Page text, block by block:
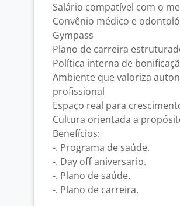
Salário compatível com o
Convênio médico e
Gympass
Plano de carreira
Política interna de
Ambiente que valoriza
profissional
Espaço real para
Cultura orientada a
Benefícios:
-. Programa de saúde.
-. Day off aniversario.
-. Plano de saúde.
-. Plano de carreira.